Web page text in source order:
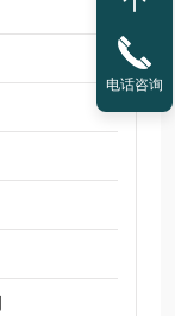
电话咨询